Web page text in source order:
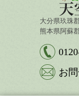
大分県玖珠
熊本県阿蘇
お